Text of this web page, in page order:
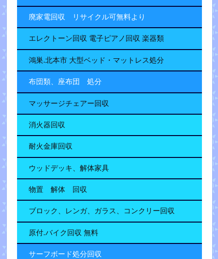
廃家電回収 リサイクル可無料より
エレクトーン回収 電子ピアノ回収 楽器類
鴻巣.北本市 大型ベッド・マットレス処分
布団類、座布団 処分
マッサージチェアー回収
消火器回収
耐火金庫回収
ウッドデッキ、解体家具
物置 解体 回収
ブロック、レンガ、ガラス、コンクリー回収
原付.バイク回収 無料
サーフボード処分回収